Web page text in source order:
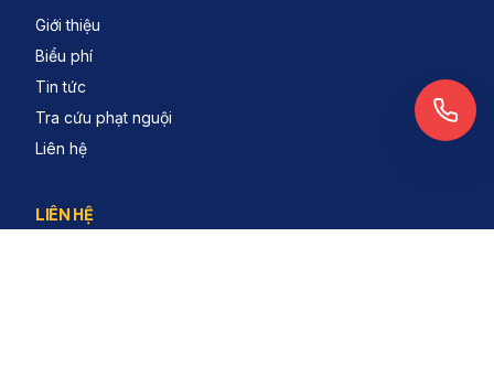
Giới thiệu
Biểu phí
Tin tức
Tra cứu phạt nguội
Liên hệ
LIÊN HỆ